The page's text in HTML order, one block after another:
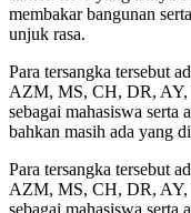
membakar bangunan
unjuk rasa.
Para tersangka tersebut
AZM, MS, CH, DR, AY,
sebagai mahasiswa serta
bahkan masih ada yang
Para tersangka tersebut
AZM, MS, CH, DR, AY,
sebagai mahasiswa serta